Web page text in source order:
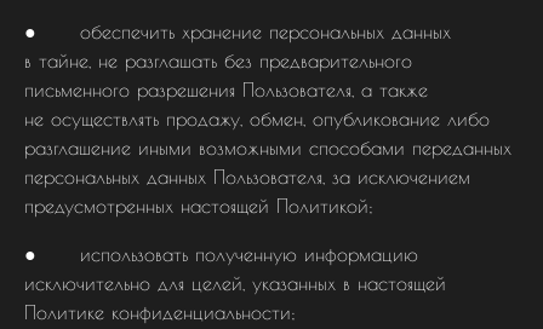
● обеспечить хранение персональных данных
в тайне, не разглашать без предварительного
письменного разрешения Пользователя, а также
не осуществлять продажу, обмен, опубликование либо
разглашение иными возможными способами переданных
персональных данных Пользователя, за исключением
предусмотренных настоящей Политикой;
● использовать полученную информацию
исключительно для целей, указанных в настоящей
Политике конфиденциальности;